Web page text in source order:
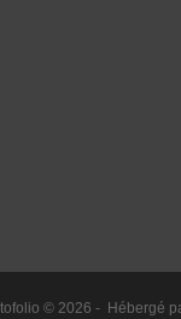
© 2026 - Hébergé